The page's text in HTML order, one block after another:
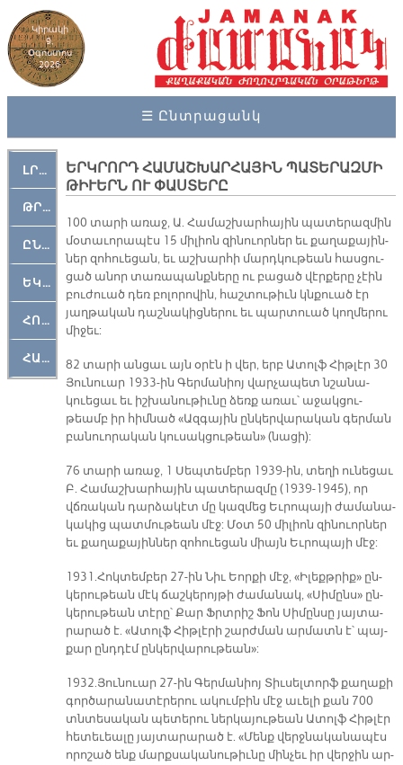
Կիրակի
9,
Օգոստոս
2026
☰ Ընտրացանկ
ԼՐԱՀՈՍ
ԹՐՔԱՀԱՅ ԿԵԱՆՔ
ԸՆԿԵՐԱՄՇԱԿՈՒԹԱՅԻՆ
ԵԿԵՂԵՑԱԿԱՆ
ՀՈԳԵՄՏԱՒՈՐ
ՀԱՐԹԱԿ
ԵՐԿՐՈՐԴ ՀԱՄԱՇԽԱՐՀԱՅԻՆ ՊԱՏԵՐԱԶՄԻ
ԹԻՒԵՐՆ ՈՒ ՓԱՍՏԵՐԸ
100 տա­րի ա­ռաջ, Ա. Հա­մաշ­խար­հա­յին պա­տե­րազ­մին
մօ­տա­ւո­րա­պէս 15 մի­լիոն զի­նուոր­ներ եւ քա­ղա­քա­յին­
ներ զո­հուե­ցան, եւ աշ­խար­հի մարդ­կու­թեան հաս­ցու­
ցած ա­նոր տա­ռա­պանք­նե­րը ու բա­ցած վէր­քե­րը չէին
բու­ժուած դեռ բո­լո­րո­վին, հաշ­տու­թիւն կնքուած էր
յաղ­թա­կան դաշ­նա­կից­նե­րու եւ պար­տուած կող­մե­րու
մի­ջեւ:
82 տա­րի ան­ցաւ այն օ­րէն ի վեր, երբ Ա­տոլֆ Հիթ­լէր 30
Յու­նուար 1933-ին Գեր­մա­նիոյ վար­չա­պետ նշա­նա­
կուե­ցաւ եւ իշ­խա­նու­թիւ­նը ձեռք ա­ռաւ՝ ա­ջակ­ցու­
թեամբ իր հիմ­նած «Ազ­գա­յին ըն­կեր­վա­րա­կան գեր­ման
բա­նուո­րա­կան կու­սակ­ցու­թեան» (նա­ցի):
76 տա­րի ա­ռաջ, 1 Սեպ­տեմ­բեր 1939-ին, տե­ղի ու­նե­ցաւ
Բ. Հա­մաշ­խար­հա­յին պա­տե­րազ­մը (1939-1945), որ
վճռա­կան դար­ձա­կէտ մը կազ­մեց Եւ­րո­պա­յի ժա­մա­նա­
կա­կից պատ­մու­թեան մէջ: Մօտ 50 մի­լիոն զի­նուոր­ներ
եւ քա­ղա­քա­յին­ներ զո­հուե­ցան միայն Եւ­րո­պա­յի մէջ:
1931. Հոկ­տեմ­բեր 27-ին Նիւ Եոր­քի մէջ, «Ի­լեքթ­րիք» ըն­
կե­րու­թեան մէկ ճաշ­կե­րոյ­թի ժա­մա­նակ, «Սի­մընս» ըն­
կե­րու­թեան տէ­րը՝ Քար Ֆրտրիշ Ֆոն Սի­մըն­սը յայ­տա­
րա­րած է. «Ա­տոլֆ Հիթ­լէ­րի շարժ­ման ար­մատն է՝ պայ­
քար ընդ­դէմ ըն­կեր­վա­րու­թեան»:
1932. Յու­նուար 27-ին Գեր­մա­նիոյ Տիւ­սել­տորֆ քա­ղա­քի
գոր­ծա­րա­նա­տէ­րե­րու ա­կում­բին մէջ ա­ւե­լի քան 700
տնտե­սա­կան պե­տե­րու ներ­կա­յու­թեան Ա­տոլֆ Հիթ­լէր
հե­տե­ւեա­լը յայ­տա­րա­րած է. «Մենք վերջ­նա­կա­նա­պէս
ո­րո­շած ենք մարք­սա­կա­նու­թիւ­նը մին­չեւ իր վեր­ջին ար­